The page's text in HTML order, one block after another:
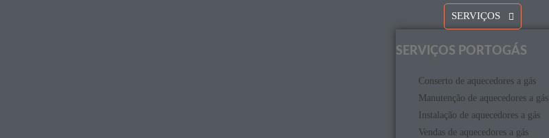
SERVIÇOS
SERVIÇOS PORTOGÁS
Conserto de aquecedores a gás
Manutenção de aquecedores a gás
Instalação de aquecedores a gás
Vendas de aquecedores a gás